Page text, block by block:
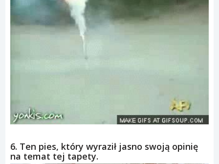
6. Ten pies, który wyraził jasno swoją opinię
na temat tej tapety.